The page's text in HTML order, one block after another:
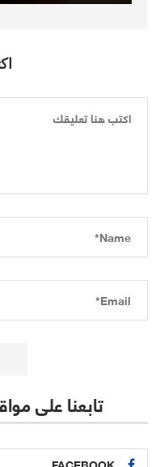
تابعنا على